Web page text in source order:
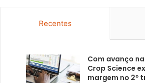
Recentes
Com avanço
Crop Science
margem no 2º